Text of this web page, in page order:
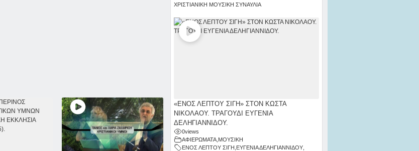
ΧΡΙΣΤΙΑΝΙΚΗ ΜΟΥΣΙΚΗ ΣΥΝΑΥΛΙΑ
«ΕΝΟΣ ΛΕΠΤΟΥ ΣΙΓΗ» ΣΤΟΝ ΚΩΣΤΑ
ΝΙΚΟΛΑΟΥ. ΤΡΑΓΟΥΔΙ ΕΥΓΕΝΙΑ
ΔΕΛΗΓΙΑΝΝΙΔΟΥ.
0views
ΑΦΙΕΡΩΜΑΤΑ, ΜΟΥΣΙΚΗ
ΕΝΟΣ ΛΕΠΤΟΥ ΣΙΓΗ ΕΥΓΕΝΙΑ ΔΕΛΗΓΙΑΝΝΙΔΟΥ,